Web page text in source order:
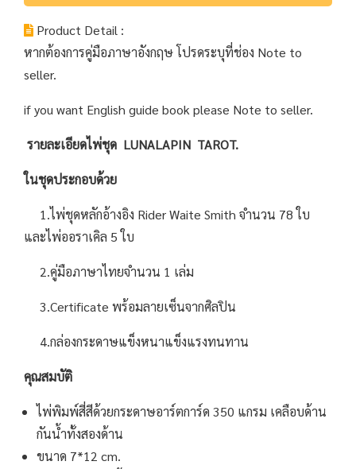
Product Detail :
หากต้องการคู่มือภาษาอังกฤษ โปรดระบุที่ช่อง Note to
seller.
if you want English guide book please Note to seller.
รายละเอียดไพ่ชุด LUNALAPIN TAROT.
ในชุดประกอบด้วย
1.ไพ่ชุดหลักอ้างอิง Rider Waite Smith จำนวน 78 ใบ
และไพ่ออราเคิล 5 ใบ
2.คู่มือภาษาไทยจำนวน 1 เล่ม
3.Certificate พร้อมลายเซ็นจากศิลปิน
4.กล่องกระดาษแข็งหนาแข็งแรงทนทาน
คุณสมบัติ
ไพ่พิมพ์สี่สีด้วยกระดาษอาร์ตการ์ด 350 แกรม เคลือบด้าน
กันน้ำทั้งสองด้าน
ขนาด 7*12 cm.